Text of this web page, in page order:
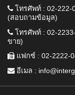
โทรศัพท์ : 02-222-
(สอบถามข้อมูล)
โทรศัพท์ : 02-
ขาย)
แฟกซ์ : 02-2222-
อีเมล :